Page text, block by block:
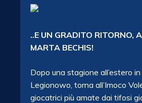
..E UN GRADITO RITORNO,
MARTA BECHIS!
Dopo una stagione all’estero
Legionowo, torna all’Imoco
giocatrici più amate dai tifosi